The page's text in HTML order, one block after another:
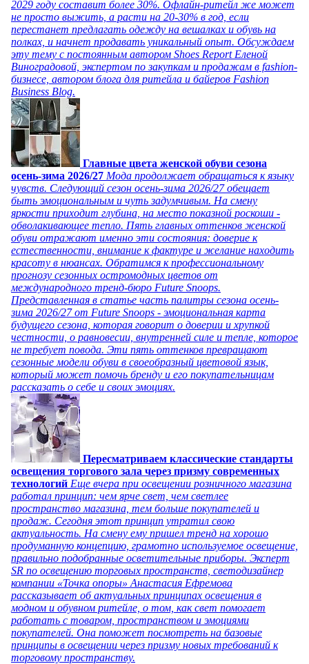
2029 году составит более 30%. Офлайн-ритейл же может
не просто выжить, а расти на 20-30% в год, если
перестанет предлагать одежду на вешалках и обувь на
полках, и начнет продавать уникальный опыт. Обсуждаем
эту тему с постоянным автором Shoes Report Еленой
Виноградовой, экспертом по закупкам и продажам в fashion-
бизнесе, автором блога для ритейла и байеров Fashion
Business Blog.
Главные цвета женской обуви сезона
осень-зима 2026/27 Мода продолжает обращаться к языку
чувств. Следующий сезон осень-зима 2026/27 обещает
быть эмоциональным и чуть задумчивым. На смену
яркости приходит глубина, на место показной роскоши -
обволакивающее тепло. Пять главных оттенков женской
обуви отражают именно эти состояния: доверие к
естественности, внимание к фактуре и желание находить
красоту в нюансах. Обратимся к профессиональному
прогнозу сезонных остромодных цветов от
международного тренд-бюро Future Snoops.
Представленная в статье часть палитры сезона осень-
зима 2026/27 от Future Snoops - эмоциональная карта
будущего сезона, которая говорит о доверии и хрупкой
честности, о равновесии, внутренней силе и тепле, которое
не требует повода. Эти пять оттенков превращают
сезонные модели обуви в своеобразный цветовой язык,
который может помочь бренду и его покупательницам
рассказать о себе и своих эмоциях.
Пересматриваем классические стандарты
освещения торгового зала через призму современных
технологий Еще вчера при освещении розничного магазина
работал принцип: чем ярче свет, чем светлее
пространство магазина, тем больше покупателей и
продаж. Сегодня этот принцип утратил свою
актуальность. На смену ему пришел тренд на хорошо
продуманную концепцию, грамотно используемое освещение,
правильно подобранные осветительные приборы. Эксперт
SR по освещению торговых пространств, светодизайнер
компании «Точка опоры» Анастасия Ефремова
рассказывает об актуальных принципах освещения в
модном и обувном ритейле, о том, как свет помогает
работать с товаром, пространством и эмоциями
покупателей. Она поможет посмотреть на базовые
принципы в освещении через призму новых требований к
торговому пространству.